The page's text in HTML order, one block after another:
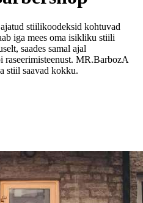
stiilikoodeksid kohtuvad
iga mees oma isikliku stiili
saades samal ajal
raseerimisteenust. MR.BarbozA
stiil saavad kokku.